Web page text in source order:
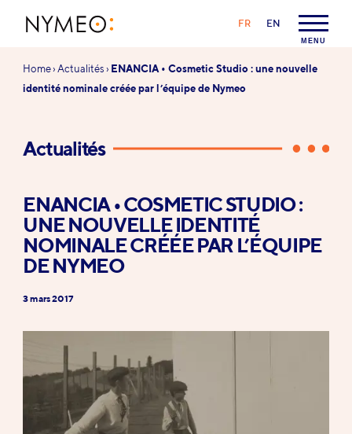
MENU
LANGAGE :
FR EN
Vous
êtes
Home›Actualités› ENANCIA • Cosmetic Studio : une nouvelle
identité nominale créée par l’équipe de Nymeo
Actualités
ENANCIA • COSMETIC STUDIO :
UNE NOUVELLE IDENTITÉ
NOMINALE CRÉÉE PAR L’ÉQUIPE
DE NYMEO
3 mars 2017